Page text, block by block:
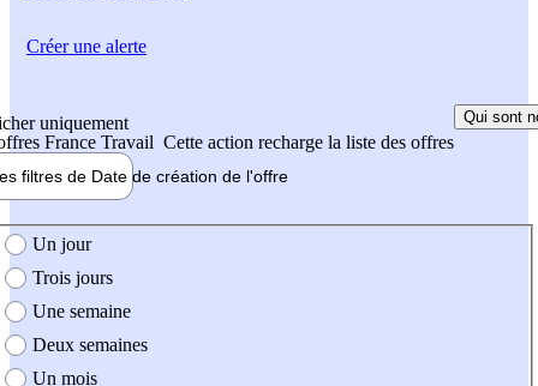
uniquement
France Travail Cette action recharge la liste des offres
Qui sont
filtres de Date de création de l'offre
création de l'offre
Un jour
Trois jours
Une semaine
Deux semaines
Un mois
Créer une alerte